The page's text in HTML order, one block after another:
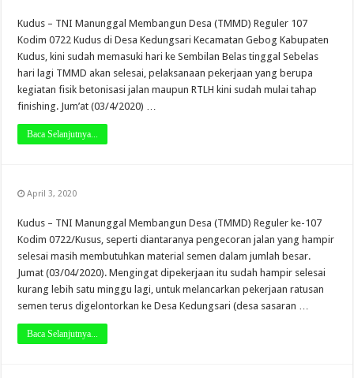
Kudus – TNI Manunggal Membangun Desa (TMMD) Reguler 107
Kodim 0722 Kudus di Desa Kedungsari Kecamatan Gebog Kabupaten
Kudus, kini sudah memasuki hari ke Sembilan Belas tinggal Sebelas
hari lagi TMMD akan selesai, pelaksanaan pekerjaan yang berupa
kegiatan fisik betonisasi jalan maupun RTLH kini sudah mulai tahap
finishing. Jum’at (03/4/2020) …
Baca Selanjutnya...
April 3, 2020
Kudus – TNI Manunggal Membangun Desa (TMMD) Reguler ke-107
Kodim 0722/Kusus, seperti diantaranya pengecoran jalan yang hampir
selesai masih membutuhkan material semen dalam jumlah besar.
Jumat (03/04/2020). Mengingat dipekerjaan itu sudah hampir selesai
kurang lebih satu minggu lagi, untuk melancarkan pekerjaan ratusan
semen terus digelontorkan ke Desa Kedungsari (desa sasaran …
Baca Selanjutnya...